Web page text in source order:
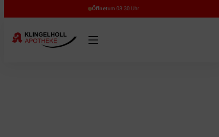
Öffnetum 08:30 Uhr